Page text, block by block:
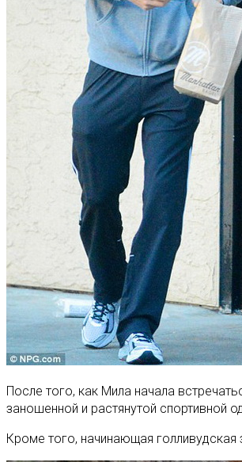
После того, как Мила начала
заношенной и растянутой спортивной
Кроме того, начинающая